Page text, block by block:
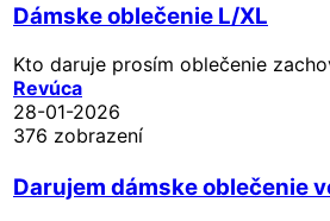
Dámske oblečenie L/XL
Kto daruje prosím oblečenie
Revúca
28-01-2026
376 zobrazení
Darujem dámske oblečenie